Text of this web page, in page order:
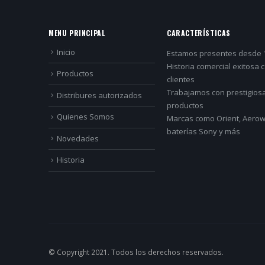
MENU PRINCIPAL
Inicio
Productos
Distribures autorizados
Quienes Somos
Novedades
Historia
CARACTERÍSTICAS
Estamos presentes desde
Historia comercial exitosa
clientes
Trabajamos con
productos
Marcas como Orient,
baterías Sony y más
© Copyright 2021. Todos los derechos reservados.